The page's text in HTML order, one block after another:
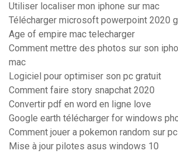
Utiliser localiser mon iphone sur mac
Télécharger microsoft powerpoint 2020
Age of empire mac telecharger
Comment mettre des photos sur son
mac
Logiciel pour optimiser son pc gratuit
Comment faire story snapchat 2020
Convertir pdf en word en ligne love
Google earth télécharger for windows
Comment jouer a pokemon random sur pc
Mise à jour pilotes asus windows 10